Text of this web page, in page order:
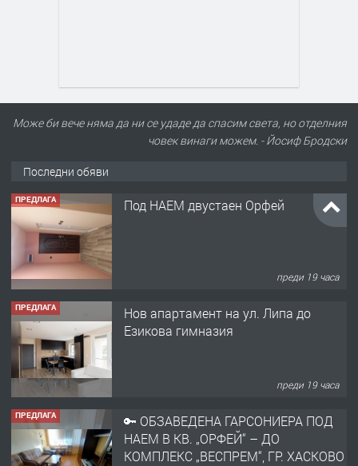
Може би вече няма да ни се удаде да спасим света, но отделния
човек винаги можем. - Йосиф Бродски
Последни обяви
ПРЕДЛАГА Под НАЕМ двустаен Орфей
преди 19 часа
ПРЕДЛАГА
Нов апартамент на ул. Липа до
Езикова гимназия
преди 19 часа
ПРЕДЛАГА
🔑 ОБЗАВЕДЕНА ГАРСОНИЕРА ПОД
НАЕМ В КВ. „ОРФЕЙ“ – ДО
КОМПЛЕКС „ВЕСПРЕМ“, ГР. ХАСКОВО